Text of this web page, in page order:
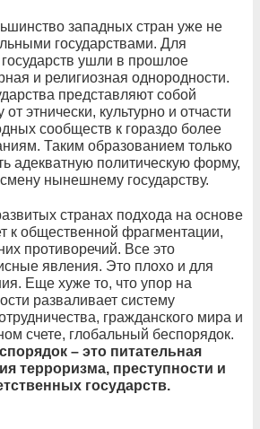
западных стран уже не
государствами. Для
ушли в прошлое
и религиозная однородности.
представляют собой
этнически, культурно и отчасти
сообществ к гораздо более
Таким образованием только
адекватную политическую форму,
нынешнему государству.
странах подхода на основе
к общественной фрагментации,
противоречий. Все это
явления. Это плохо и для
Еще хуже то, что упор на
разваливает систему
гражданского мира и
счете, глобальный беспорядок.
– это питательная
терроризма, преступности и
государств.